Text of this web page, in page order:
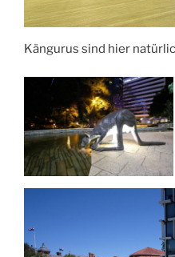
Kängurus sind hier